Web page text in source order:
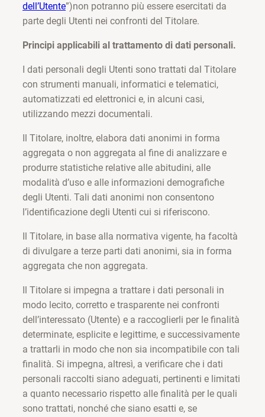
dell’Utente”)non potranno più essere esercitati da
parte degli Utenti nei confronti del Titolare.
Principi applicabili al trattamento di dati personali.
I dati personali degli Utenti sono trattati dal Titolare
con strumenti manuali, informatici e telematici,
automatizzati ed elettronici e, in alcuni casi,
utilizzando mezzi documentali.
Il Titolare, inoltre, elabora dati anonimi in forma
aggregata o non aggregata al fine di analizzare e
produrre statistiche relative alle abitudini, alle
modalità d’uso e alle informazioni demografiche
degli Utenti. Tali dati anonimi non consentono
l’identificazione degli Utenti cui si riferiscono.
Il Titolare, in base alla normativa vigente, ha facoltà
di divulgare a terze parti dati anonimi, sia in forma
aggregata che non aggregata.
Il Titolare si impegna a trattare i dati personali in
modo lecito, corretto e trasparente nei confronti
dell’interessato (Utente) e a raccoglierli per le finalità
determinate, esplicite e legittime, e successivamente
a trattarli in modo che non sia incompatibile con tali
finalità. Si impegna, altresì, a verificare che i dati
personali raccolti siano adeguati, pertinenti e limitati
a quanto necessario rispetto alle finalità per le quali
sono trattati, nonché che siano esatti e, se